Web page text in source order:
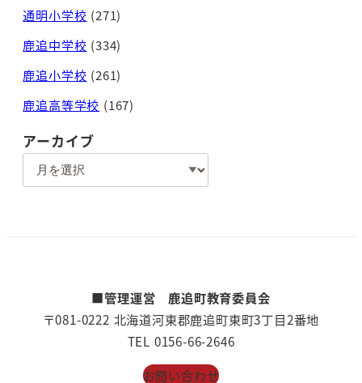
通明小学校 (271)
鹿追中学校 (334)
鹿追小学校 (261)
鹿追高等学校 (167)
アーカイブ
■管理運営 鹿追町教育委員会
〒081-0222 北海道河東郡鹿追町東町3丁目2番地
TEL 0156-66-2646
お問い合わせ